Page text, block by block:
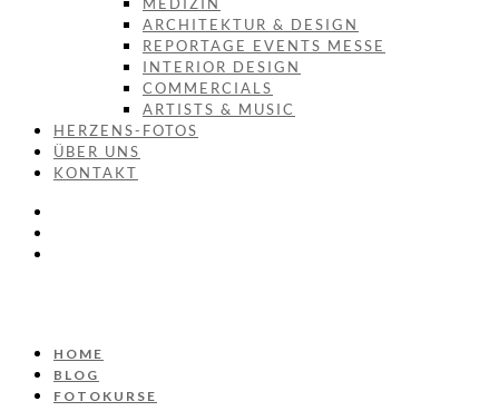
ARCHITEKTUR & DESIGN
REPORTAGE EVENTS MESSE
INTERIOR DESIGN
COMMERCIALS
ARTISTS & MUSIC
HERZENS-FOTOS
ÜBER UNS
KONTAKT
HOME
BLOG
FOTOKURSE